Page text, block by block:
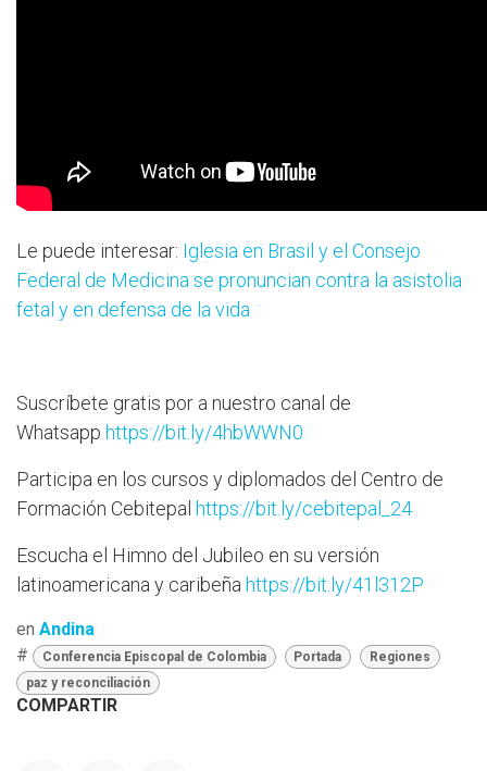
Le puede interesar: Iglesia en Brasil y el Consejo
Federal de Medicina se pronuncian contra la asistolia
fetal y en defensa de la vida
Suscríbete gratis por a nuestro canal de
Whatsapp https://bit.ly/4hbWWN0
Participa en los cursos y diplomados del Centro de
Formación Cebitepal https://bit.ly/cebitepal_24
Escucha el Himno del Jubileo en su versión
latinoamericana y caribeña https://bit.ly/41l312P
en Andina
#
Conferencia Episcopal de Colombia Portada
Regiones
paz y reconciliación
COMPARTIR